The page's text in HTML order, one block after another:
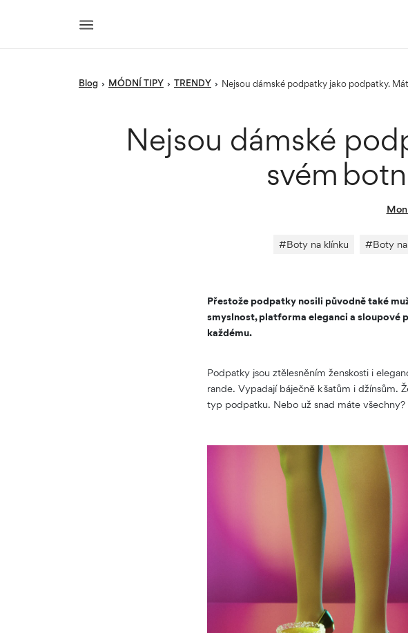
blog › MÓDNÍ TIPY › TRENDY › Nejsou dámské podpatky jako podpatky.
Nejsou dámské
svém
#Boty na klínku #Boty
Přestože podpatky nosili původně také
smyslnost, platforma eleganci a
každému.
Podpatky jsou ztělesněním ženskosti i
rande. Vypadají báječně k šatům i džínsům.
typ podpatku. Nebo už snad máte všechny?